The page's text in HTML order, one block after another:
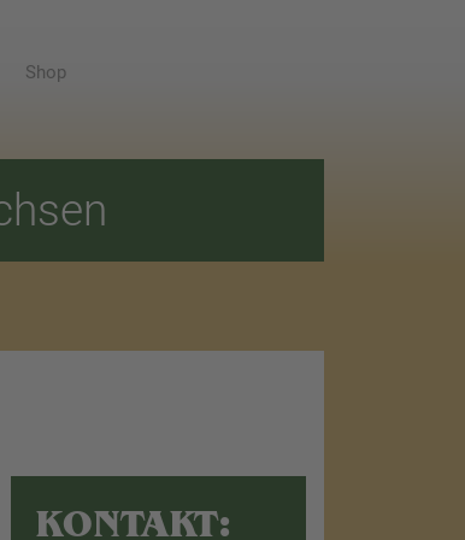
Shop
KONTAKT: